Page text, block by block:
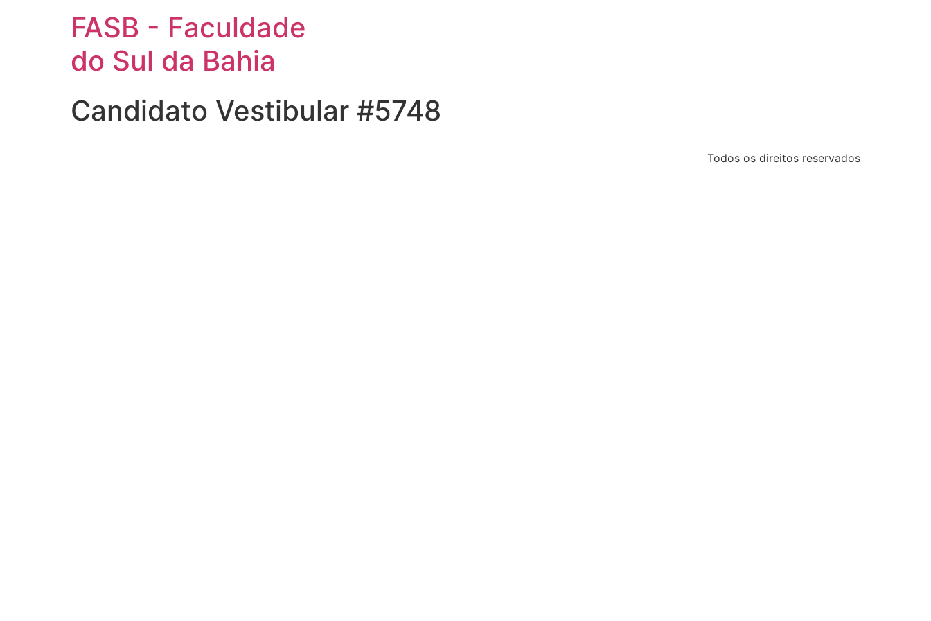
FASB - Faculdade
do Sul da Bahia
Candidato Vestibular #5748
Todos os direitos reservados